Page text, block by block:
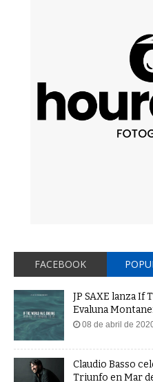
FACEBOOK
JP SAXE lanza If
Evaluna
08 de abril de
Claudio Basso
Triunfo en Mar